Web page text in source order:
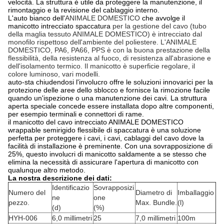
velocità. La struttura è utile da proteggere la manutenzione, il
rimontaggio e la revisione del cablaggio interno.
L'auto bianco dell'ANIMALE DOMESTICO che avvolge il
manicotto intrecciato spaccatura per la gestione del cavo (tubo
della maglia tessuto ANIMALE DOMESTICO) è intrecciato dal
monofilo rispettoso dell'ambiente del poliestere. L'ANIMALE
DOMESTICO, PA6, PA66, PPS è con la buona prestazione della
flessibilità, della resistenza al fuoco, di resistenza all'abrasione e
dell'isolamento termico. Il manicotto è superficie regolare, il
colore luminoso, vari modelli.
auto-sta chiudendosi l'involucro offre le soluzioni innovarici per la
protezione delle aree dello sblocco e fornisce la rimozione facile
quando un'ispezione o una manutenzione dei cavi. La struttura
aperta speciale concede essere installata dopo altre componenti,
per esempio terminali e connettori di rame.
il manicotto del cavo intrecciato ANIMALE DOMESTICO
wrappable semirigido flessibile di spaccatura è una soluzione
perfetta per proteggere i cavi, i cavi, cablaggi del cavo dove la
facilità di installazione è preminente. Con una sovrapposizione di
25%, questo involucri di manicotto saldamente a se stesso che
elimina la necessità di assicurare l'apertura di manicotto con
qualunque altro metodo.
La nostra descrizione dei dati:
Numero del
pezzo.
Identificazio
ne
(d)
Sovrapposizi
one
(%)
Diametro di
Max. Bundle.
Imballaggio
(l)
HYH-006
6,0 millimetri 25 7,0 millimetri 100m